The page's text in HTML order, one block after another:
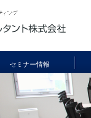
セミナー情報